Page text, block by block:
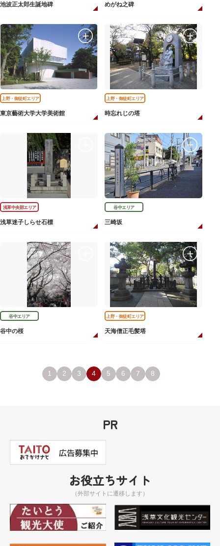
池波正太郎生誕地碑 めがね之碑
上野・御徒町エリア
東京藝術大学大学美術館
上野・御徒町エリア
時忘れじの塔
浅草中央部エリア
浅草迷子しらせ石標
谷中エリア
三崎坂
谷中エリア
谷中の桜
上野・御徒町エリア
天海僧正毛髪塔
1 2 3 4 5 6 7 8
PR
お役立ちサイト
（外部サイトに遷移します）